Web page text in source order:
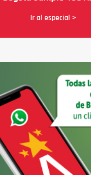
Ir al especial >